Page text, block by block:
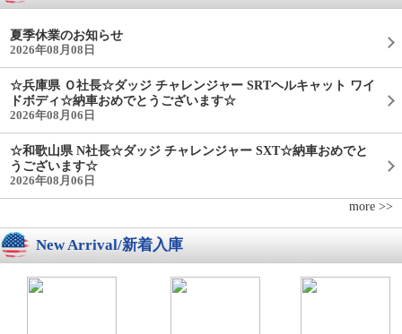
夏季休業のお知らせ
2026年08月08日
☆兵庫県 Ｏ社長☆ダッジ チャレンジャー SRTヘルキャット ワイ
ドボディ☆納車おめでとうございます☆
2026年08月06日
☆和歌山県 N社長☆ダッジ チャレンジャー SXT☆納車おめでと
うございます☆
2026年08月06日
more >>
New Arrival/新着入庫